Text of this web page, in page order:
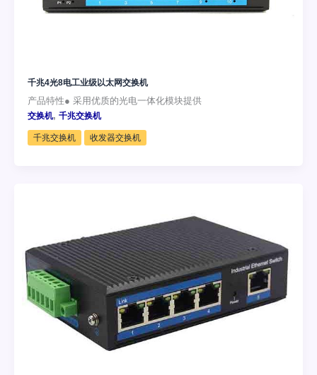
千兆4光8电工业级以太网交换机
产品特性● 采用优质的光电一体化模块提供
交换机, 千兆交换机
千兆交换机 收发器交换机